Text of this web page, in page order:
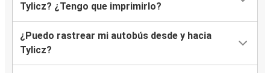
Tylicz? ¿Tengo que imprimirlo?
¿Puedo rastrear mi autobús desde y hacia
Tylicz?